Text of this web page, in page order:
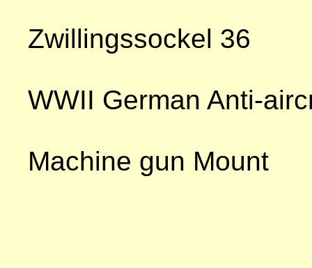
Zwillingssockel 36
WWII German Anti-
Machine gun Mount